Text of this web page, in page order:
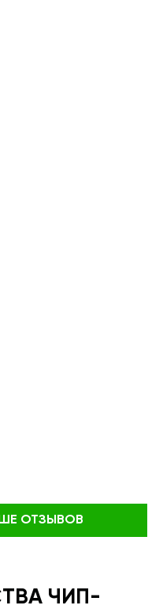
ОТЗЫВОВ
ЧИП-